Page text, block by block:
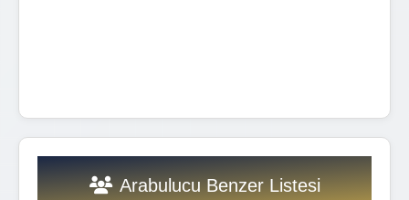
Arabulucu Benzer Listesi